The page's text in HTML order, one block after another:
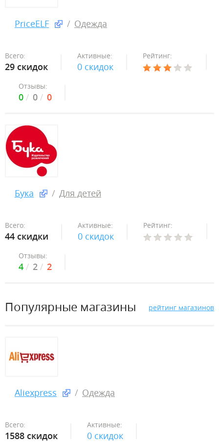
PriceELF Одежда
Всего:
29 скидок
Активные:
0 скидок
Рейтинг:
Отзывы:
0 0 0
Бука Для детей
Всего:
44 скидки
Активные:
0 скидок
Рейтинг:
Отзывы:
4 2 2
Популярные магазины рейтинг магазинов
Aliexpress Одежда
Всего:
1588 скидок
Активные:
0 скидок